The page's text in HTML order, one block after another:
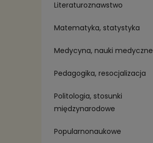
Literaturoznawstwo
Matematyka, statystyka
Medycyna, nauki medyczne
Pedagogika, resocjalizacja
Politologia, stosunki
międzynarodowe
Popularnonaukowe